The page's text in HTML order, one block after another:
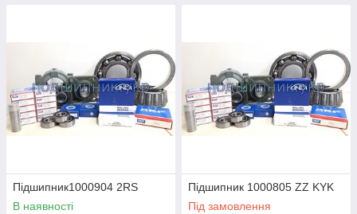
Підшипник1000904 2RS
В наявності
Підшипник 1000805 ZZ KYK
Під замовлення